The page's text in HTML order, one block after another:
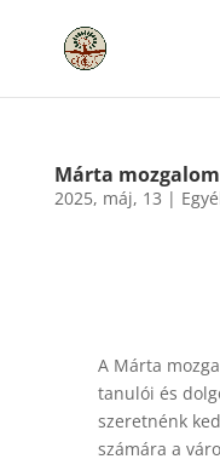
Márta mozgalom
2025, máj, 13 |
A Márta
tanulói és
szeretnénk
számára a